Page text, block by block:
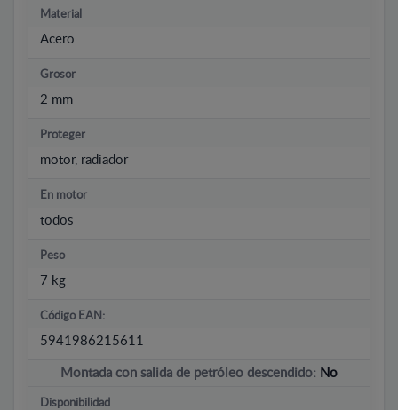
Material
Acero
Grosor
2 mm
Proteger
motor, radiador
En motor
todos
Peso
7 kg
Código EAN:
5941986215611
Montada con salida de petróleo descendido: No
Disponibilidad